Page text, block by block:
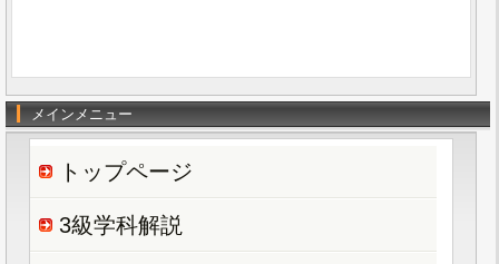
メインメニュー
トップページ
3級学科解説